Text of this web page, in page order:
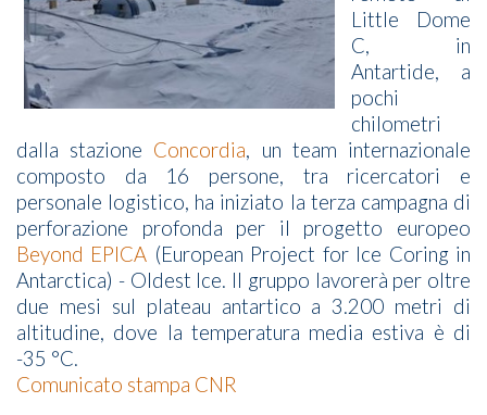
Little Dome
C, in
Antartide, a
pochi
chilometri
dalla stazione Concordia, un team internazionale
composto da 16 persone, tra ricercatori e
personale logistico, ha iniziato la terza campagna di
perforazione profonda per il progetto europeo
Beyond EPICA (European Project for Ice Coring in
Antarctica) - Oldest Ice. Il gruppo lavorerà per oltre
due mesi sul plateau antartico a 3.200 metri di
altitudine, dove la temperatura media estiva è di
-35 °C.
Comunicato stampa CNR